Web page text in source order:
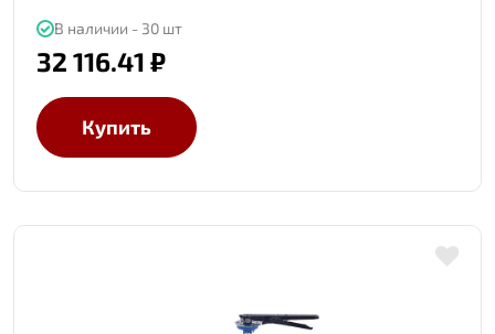
В наличии - 30 шт
32 116.41 ₽
Купить